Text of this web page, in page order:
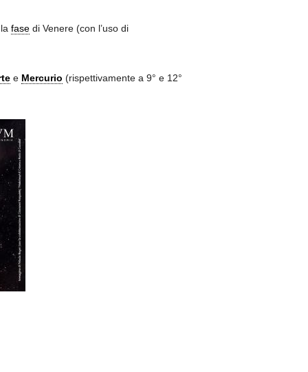
fasedi Venere (con l’uso di
e Mercurio (rispettivamente a 9° e 12°